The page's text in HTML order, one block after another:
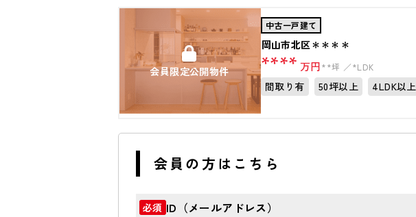
会員限定公開物件
中古一戸建て
岡山市北区＊＊＊＊
**** 万円**坪 *LDK
間取り有 50坪以上 4LDK以上
会員の方はこちら
必須 ID（メールアドレス）